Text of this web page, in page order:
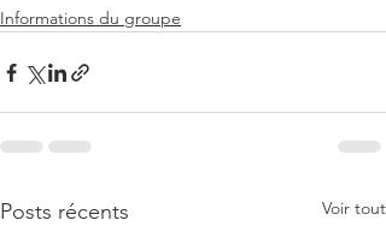
Informations du groupe
Posts récents Voir tout